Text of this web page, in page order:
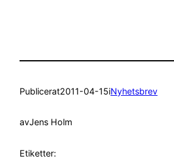
Publicerat2011-04-15iNyhetsbrev
avJens Holm
Etiketter: